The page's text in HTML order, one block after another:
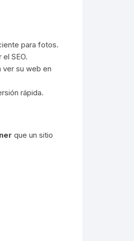
para fotos.
SEO.
ver su web en
rápida.
que un sitio